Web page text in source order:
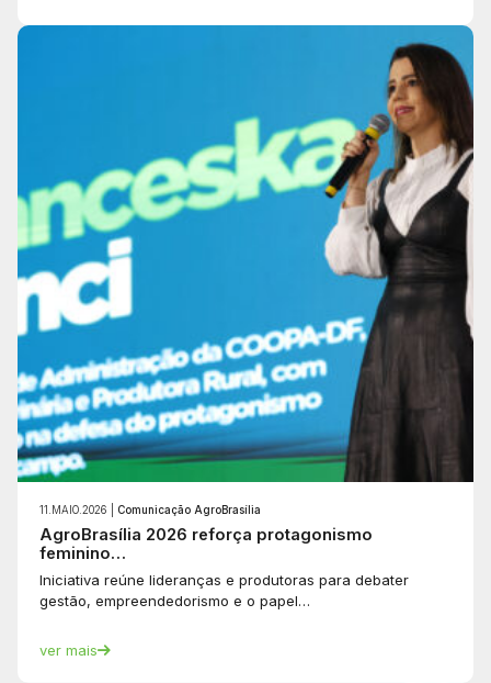
11.MAIO.2026 | Comunicação AgroBrasília
AgroBrasília 2026 reforça protagonismo
feminino…
Iniciativa reúne lideranças e produtoras para debater
gestão, empreendedorismo e o papel…
ver mais